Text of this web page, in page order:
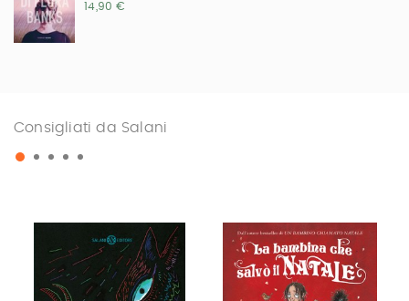
14,90 €
Consigliati da Salani